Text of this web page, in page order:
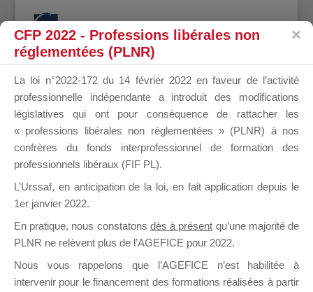
Les autres sessions à cet
endroit
ASFO BSB
CFP 2022 - Professions libérales non
réglementées (PLNR)
La loi n°2022-172 du 14 février 2022 en faveur de l’activité
professionnelle indépendante a introduit des modifications
législatives qui ont pour conséquence de rattacher les
« professions libérales non réglementées » (PLNR) à nos
confrères du fonds interprofessionnel de formation des
professionnels libéraux (FIF PL).
L’Urssaf, en anticipation de la loi, en fait application depuis le
1er janvier 2022.
En pratique, nous constatons dès à présent qu’une majorité de
PLNR ne relèvent plus de l’AGEFICE pour 2022.
Nous vous rappelons que l’AGEFICE n’est habilitée à
intervenir pour le financement des formations réalisées à partir